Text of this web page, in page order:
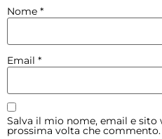
Nome *
Email *
Salva il mio nome, email e sito
prossima volta che commento.